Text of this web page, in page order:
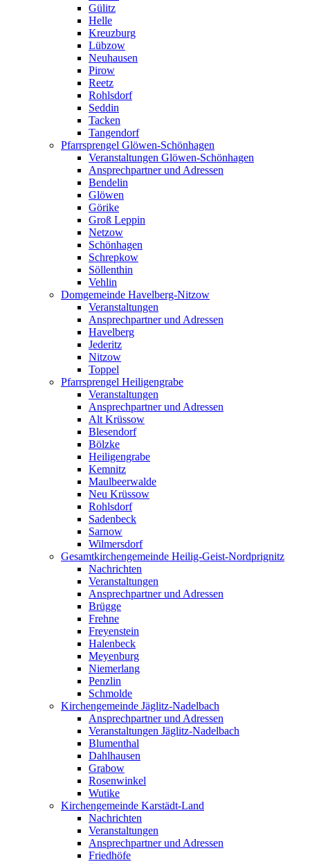
Gülitz
Helle
Kreuzburg
Lübzow
Neuhausen
Pirow
Reetz
Rohlsdorf
Seddin
Tacken
Tangendorf
Pfarrsprengel Glöwen-Schönhagen
Veranstaltungen Glöwen-Schönhagen
Ansprechpartner und Adressen
Bendelin
Glöwen
Görike
Groß Leppin
Netzow
Schönhagen
Schrepkow
Söllenthin
Vehlin
Domgemeinde Havelberg-Nitzow
Veranstaltungen
Ansprechpartner und Adressen
Havelberg
Jederitz
Nitzow
Toppel
Pfarrsprengel Heiligengrabe
Veranstaltungen
Ansprechpartner und Adressen
Alt Krüssow
Blesendorf
Bölzke
Heiligengrabe
Kemnitz
Maulbeerwalde
Neu Krüssow
Rohlsdorf
Sadenbeck
Sarnow
Wilmersdorf
Gesamtkirchengemeinde Heilig-Geist-Nordprignitz
Nachrichten
Veranstaltungen
Ansprechpartner und Adressen
Brügge
Frehne
Freyenstein
Halenbeck
Meyenburg
Niemerlang
Penzlin
Schmolde
Kirchengemeinde Jäglitz-Nadelbach
Ansprechpartner und Adressen
Veranstaltungen Jäglitz-Nadelbach
Blumenthal
Dahlhausen
Grabow
Rosenwinkel
Wutike
Kirchengemeinde Karstädt-Land
Nachrichten
Veranstaltungen
Ansprechpartner und Adressen
Friedhöfe